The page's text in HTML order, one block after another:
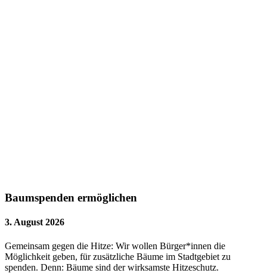
Baumspenden ermöglichen
3. August 2026
Gemeinsam gegen die Hitze: Wir wollen Bürger*innen die
Möglichkeit geben, für zusätzliche Bäume im Stadtgebiet zu
spenden. Denn: Bäume sind der wirksamste Hitzeschutz.